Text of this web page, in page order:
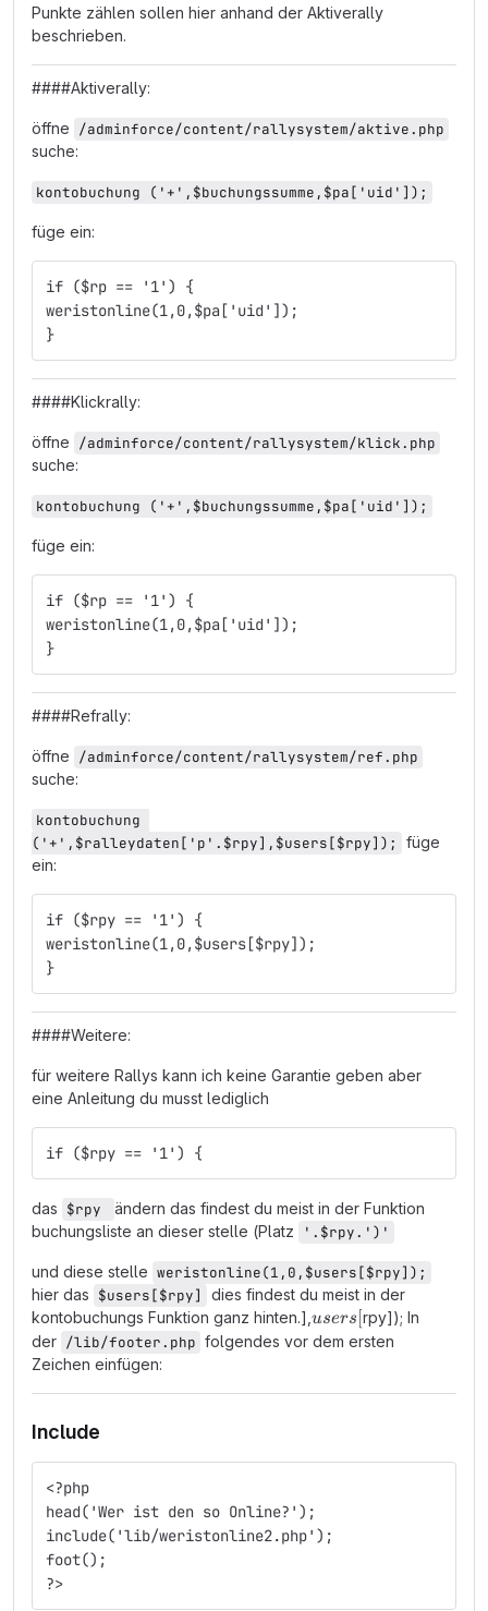
Punkte zählen sollen hier anhand der Aktiverally
beschrieben.
####Aktiverally:
öffne /adminforce/content/rallysystem/aktive.php
suche:
kontobuchung ('+',$buchungssumme,$pa['uid']);
füge ein:
if ($rp == '1') {
weristonline(1,0,$pa['uid']);
}
####Klickrally:
öffne /adminforce/content/rallysystem/klick.php
suche:
kontobuchung ('+',$buchungssumme,$pa['uid']);
füge ein:
if ($rp == '1') {
weristonline(1,0,$pa['uid']);
}
####Refrally:
öffne /adminforce/content/rallysystem/ref.php
suche:
kontobuchung
('+',$ralleydaten['p'.$rpy],$users[$rpy]);
füge
ein:
if ($rpy == '1') {
weristonline(1,0,$users[$rpy]);
}
####Weitere:
für weitere Rallys kann ich keine Garantie geben aber
eine Anleitung du musst lediglich
if ($rpy == '1') {
das $rpy
ändern das findest du meist in der Funktion
buchungsliste an dieser stelle (Platz
'.$rpy.')'
und diese stelle weristonline(1,0,$users[$rpy]);
hier das $users[$rpy]
dies findest du meist in der
kontobuchungs Funktion ganz hinten.], users[
users [rpy]); In
der /lib/footer.php folgendes vor dem ersten
Zeichen einfügen:
Include
<?php
head('Wer ist den so Online?');
include('lib/weristonline2.php');
foot();
?>